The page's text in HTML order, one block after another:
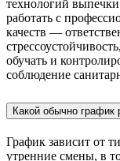
технологий
работать с
качеств —
обучать и
соблюдение
Какой обычно график
График зависит от
утренние смены, в